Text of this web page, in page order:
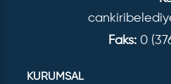
Faks: 0
KURUMSAL